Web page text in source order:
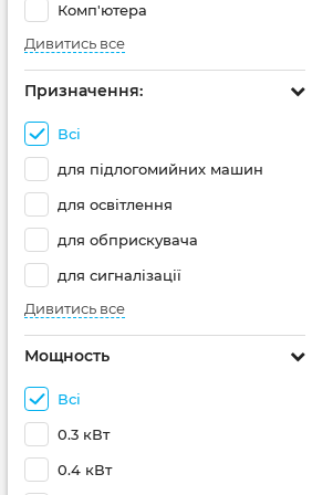
Комп'ютера
Дивитись все
Призначення:
Всі
для підлогомийних машин
для освітлення
для обприскувача
для сигналізації
Дивитись все
Мощность
Всі
0.3 кВт
0.4 кВт